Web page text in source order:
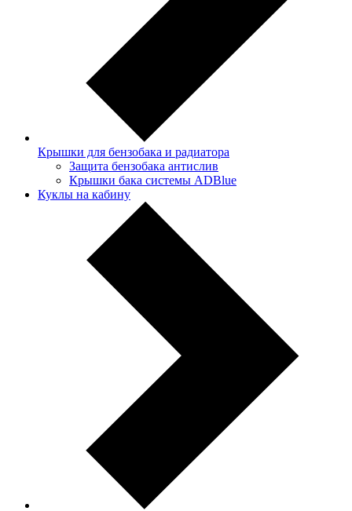
Крышки для бензобака и радиатора
Защита бензобака антислив
Крышки бака системы ADBlue
Куклы на кабину